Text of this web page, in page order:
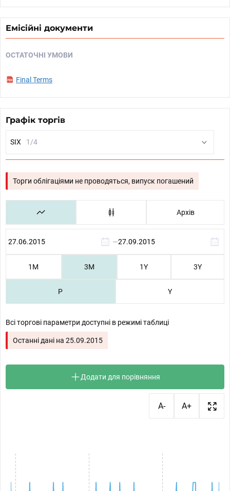
Емісійні документи
ОСТАТОЧНІ УМОВИ
Final Terms
Графік торгів
SIX 1/4
Торги облігаціями не проводяться, випуск погашений
Архів
—
1М 3М 1Y 3Y
P Y
Всі торгові параметри доступні в режимі таблиці
Останні дані на 25.09.2015
Додати для порівняння
A- A+